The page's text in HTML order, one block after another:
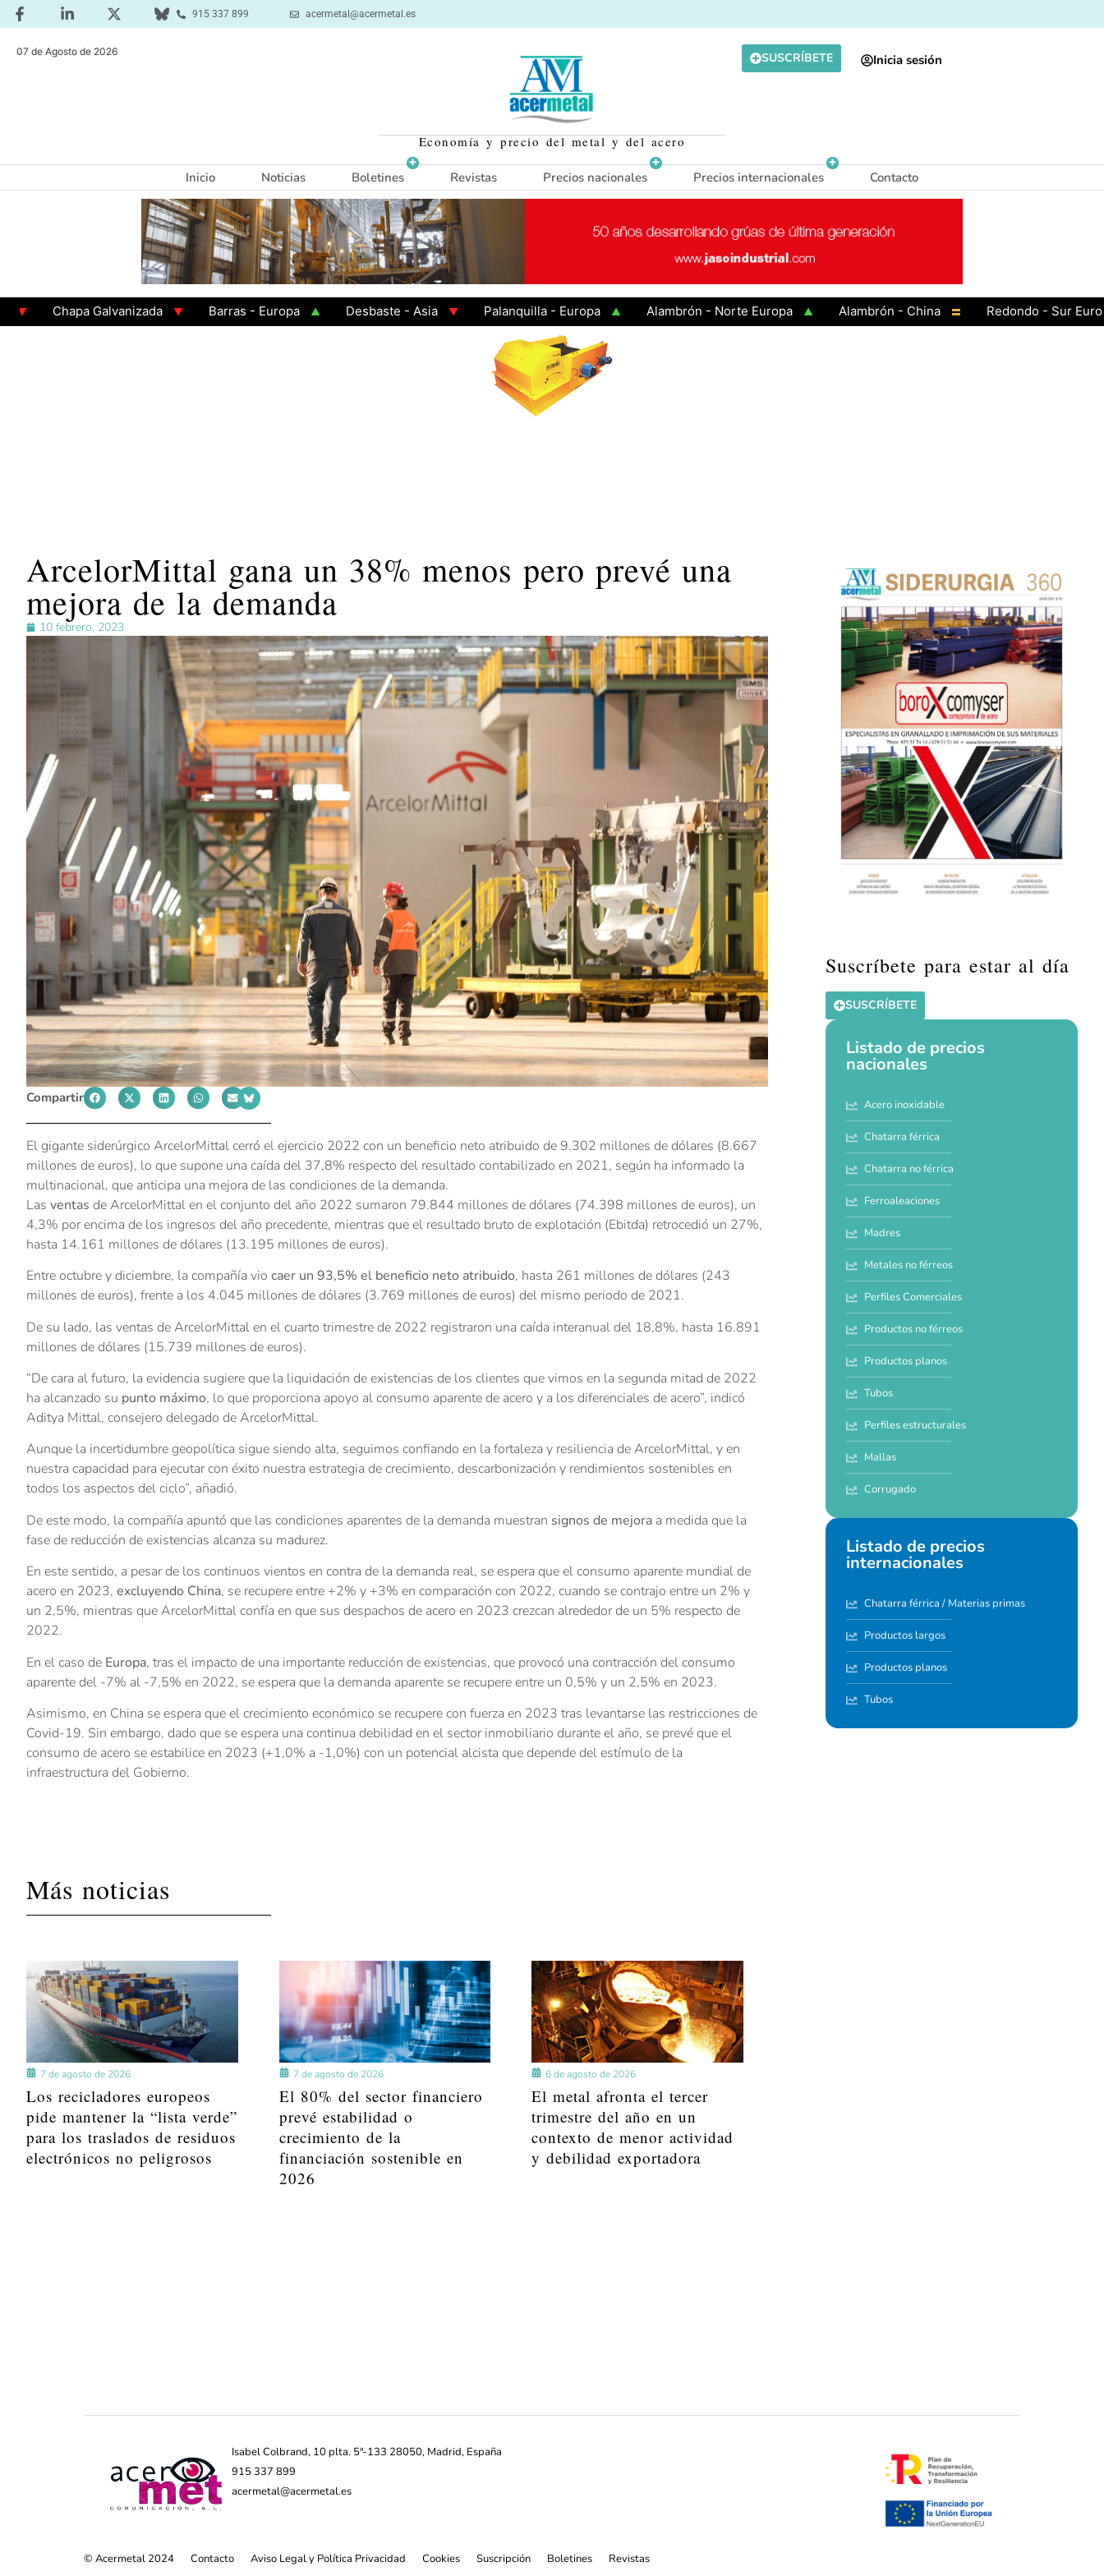
915 337 899 acermetal@acermetal.es
07 de Agosto de 2026
Economía y precio del metal y del acero
SUSCRÍBETE Inicia sesión
Inicio Noticias Boletines Revistas Precios nacionales Precios internacionales Contacto
Chapa Galvanizada Barras - Europa Desbaste - Asia Palanquilla - Europa Alambrón - Norte Europa Alambrón - China
Redondo - Sur Europa
ArcelorMittal gana un 38% menos pero prevé una
mejora de la demanda
10 febrero, 2023
Compartir
El gigante siderúrgico ArcelorMittal cerró el ejercicio 2022 con un beneficio neto atribuido de 9.302 millones de dólares (8.667
millones de euros), lo que supone una caída del 37,8% respecto del resultado contabilizado en 2021, según ha informado la
multinacional, que anticipa una mejora de las condiciones de la demanda.
Las ventas de ArcelorMittal en el conjunto del año 2022 sumaron 79.844 millones de dólares (74.398 millones de euros), un
4,3% por encima de los ingresos del año precedente, mientras que el resultado bruto de explotación (Ebitda) retrocedió un 27%,
hasta 14.161 millones de dólares (13.195 millones de euros).
Entre octubre y diciembre, la compañía vio caer un 93,5% el beneficio neto atribuido, hasta 261 millones de dólares (243
millones de euros), frente a los 4.045 millones de dólares (3.769 millones de euros) del mismo periodo de 2021.
De su lado, las ventas de ArcelorMittal en el cuarto trimestre de 2022 registraron una caída interanual del 18,8%, hasta 16.891
millones de dólares (15.739 millones de euros).
“De cara al futuro, la evidencia sugiere que la liquidación de existencias de los clientes que vimos en la segunda mitad de 2022
ha alcanzado su punto máximo, lo que proporciona apoyo al consumo aparente de acero y a los diferenciales de acero”, indicó
Aditya Mittal, consejero delegado de ArcelorMittal.
Aunque la incertidumbre geopolítica sigue siendo alta, seguimos confiando en la fortaleza y resiliencia de ArcelorMittal, y en
nuestra capacidad para ejecutar con éxito nuestra estrategia de crecimiento, descarbonización y rendimientos sostenibles en
todos los aspectos del ciclo”, añadió.
De este modo, la compañía apuntó que las condiciones aparentes de la demanda muestran signos de mejora a medida que la
fase de reducción de existencias alcanza su madurez.
En este sentido, a pesar de los continuos vientos en contra de la demanda real, se espera que el consumo aparente mundial de
acero en 2023, excluyendo China, se recupere entre +2% y +3% en comparación con 2022, cuando se contrajo entre un 2% y
un 2,5%, mientras que ArcelorMittal confía en que sus despachos de acero en 2023 crezcan alrededor de un 5% respecto de
2022.
En el caso de Europa, tras el impacto de una importante reducción de existencias, que provocó una contracción del consumo
aparente del -7% al -7,5% en 2022, se espera que la demanda aparente se recupere entre un 0,5% y un 2,5% en 2023.
Asimismo, en China se espera que el crecimiento económico se recupere con fuerza en 2023 tras levantarse las restricciones de
Covid-19. Sin embargo, dado que se espera una continua debilidad en el sector inmobiliario durante el año, se prevé que el
consumo de acero se estabilice en 2023 (+1,0% a -1,0%) con un potencial alcista que depende del estímulo de la
infraestructura del Gobierno.
Más noticias
7 de agosto de 2026
Los recicladores europeos
pide mantener la “lista verde”
para los traslados de residuos
electrónicos no peligrosos
7 de agosto de 2026
El 80% del sector financiero
prevé estabilidad o
crecimiento de la
financiación sostenible en
2026
6 de agosto de 2026
El metal afronta el tercer
trimestre del año en un
contexto de menor actividad
y debilidad exportadora
Suscríbete para estar al día
SUSCRÍBETE
Listado de precios
nacionales
Acero inoxidable
Chatarra férrica
Chatarra no férrica
Ferroaleaciones
Madres
Metales no férreos
Perfiles Comerciales
Productos no férreos
Productos planos
Tubos
Perfiles estructurales
Mallas
Corrugado
Listado de precios
internacionales
Chatarra férrica / Materias primas
Productos largos
Productos planos
Tubos
Isabel Colbrand, 10 plta. 5ª-133 28050, Madrid, España
915 337 899
acermetal@acermetal.es
© Acermetal 2024 Contacto Aviso Legal y Política Privacidad Cookies Suscripción Boletines Revistas